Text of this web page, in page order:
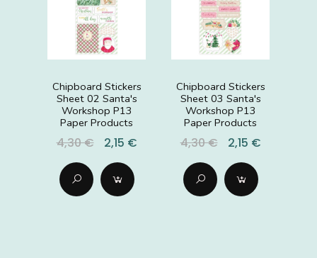
Chipboard Stickers
Sheet 02 Santa's
Workshop P13
Paper Products
4,30 € 2,15 €
Chipboard Stickers
Sheet 03 Santa's
Workshop P13
Paper Products
4,30 € 2,15 €